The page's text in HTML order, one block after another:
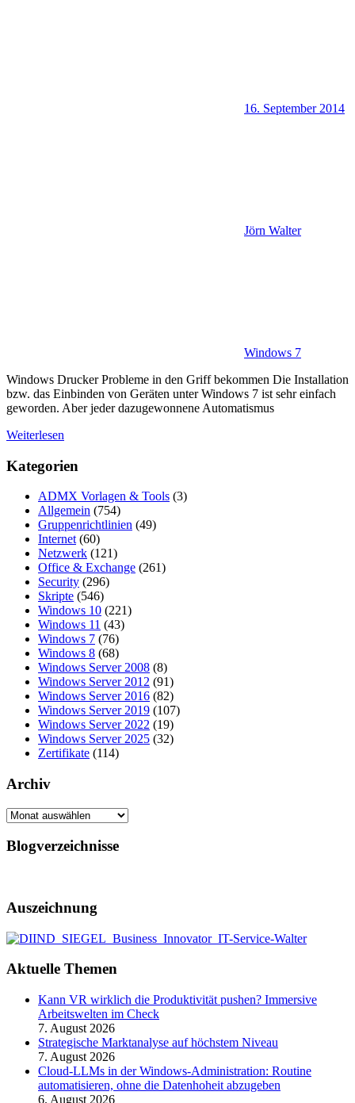
16. September 2014
Jörn Walter
Windows 7
Windows Drucker Probleme in den Griff bekommen Die Installation
bzw. das Einbinden von Geräten unter Windows 7 ist sehr einfach
geworden. Aber jeder dazugewonnene Automatismus
Weiterlesen
Kategorien
ADMX Vorlagen & Tools (3)
Allgemein (754)
Gruppenrichtlinien (49)
Internet (60)
Netzwerk (121)
Office & Exchange (261)
Security (296)
Skripte (546)
Windows 10 (221)
Windows 11 (43)
Windows 7 (76)
Windows 8 (68)
Windows Server 2008 (8)
Windows Server 2012 (91)
Windows Server 2016 (82)
Windows Server 2019 (107)
Windows Server 2022 (19)
Windows Server 2025 (32)
Zertifikate (114)
Archiv
Archiv
Blogverzeichnisse
Auszeichnung
Aktuelle Themen
Kann VR wirklich die Produktivität pushen? Immersive
Arbeitswelten im Check
7. August 2026
Strategische Marktanalyse auf höchstem Niveau
7. August 2026
Cloud-LLMs in der Windows-Administration: Routine
automatisieren, ohne die Datenhoheit abzugeben
6. August 2026